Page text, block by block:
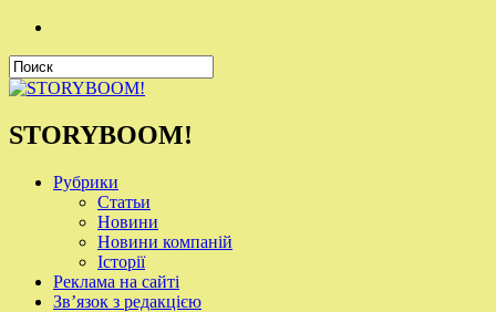
STORYBOOM!
Рубрики
Статьи
Новини
Новини компаній
Історії
Реклама на сайті
Зв’язок з редакцією